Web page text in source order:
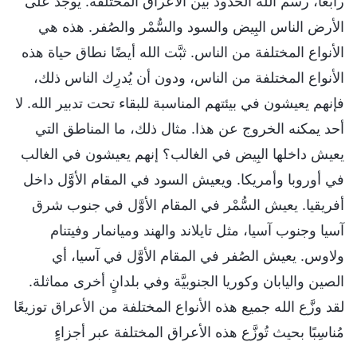
الأرض الناس البِيض والسود والسُّمْر والصُفر. هذه هي
الأنواع المختلفة من الناس. ثبَّت الله أيضًا نطاق حياة هذه
الأنواع المختلفة من الناس، ودون أن يُدرِك الناس ذلك،
فإنهم يعيشون في بيئتهم المناسبة للبقاء تحت تدبير الله. لا
أحد يمكنه الخروج عن هذا. مثال ذلك، ما المناطق التي
يعيش داخلها البِيض في الغالب؟ إنهم يعيشون في الغالب
في أوروبا وأمريكا. ويعيش السود في المقام الأوَّل داخل
أفريقيا. يعيش السُّمْر في المقام الأوَّل في جنوب شرق
آسيا وجنوب آسيا، مثل تايلاند والهند وميانمار وفيتنام
ولاوس. يعيش الصُفر في المقام الأوَّل في آسيا، أي
الصين واليابان وكوريا الجنوبيَّة وفي بلدانٍ أخرى مماثلة.
لقد وزَّع الله جميع هذه الأنواع المختلفة من الأعراق توزيعًا
مُناسِبًا بحيث تُوزَّع هذه الأعراق المختلفة عبر أجزاءٍ